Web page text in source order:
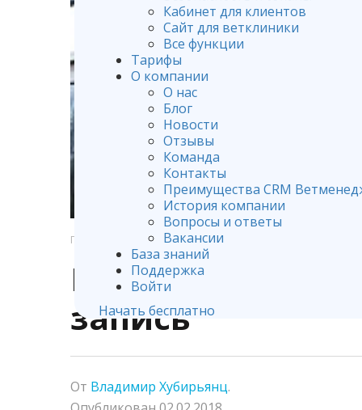
Кабинет для клиентов
Сайт для ветклиники
Все функции
Тарифы
О компании
О нас
Блог
Новости
Отзывы
Команда
Контакты
Преимущества CRM
История компании
Вопросы и ответы
Вакансии
База знаний
Поддержка
Войти
Начать бесплатно
ГЛАВНАЯ ПРОДАЖИ В ВЕТЕРИНАРНОЙ КЛИНИКЕ
Как превратить
запись
От Владимир Хубирьянц.